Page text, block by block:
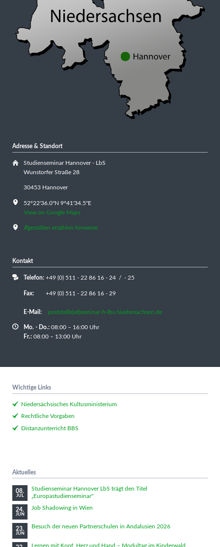
Adresse & Standort
Studienseminar Hannover - LbS
Wunstorfer Straße 28
30453 Hannover
52°22'36.0"N 9°41'34.5"E
View on Google Maps
///gestalten.erzählen.hinweise
Kontakt
Telefon:+49 (0) 511 - 22 86 16 - 24 / - 25
Fax:+49 (0) 511 - 22 86 16 - 29
E-Mail: poststelle(at)seminar-h-lbs.Niedersachsen.de
Mo. - Do.:08:00 – 16:00 Uhr
Fr.:08:00 – 13:00 Uhr
Wichtige Links
Niedersächsisches Kultusministerium
Rechtliche Vorgaben
Distanzunterricht BBS
Aktuelles
08.
JUL
Studienseminar Hannover LbS trägt den Titel
„Europastudienseminar"
24.
JUN
Job Shadowing in Wien
23.
JUN
Besuch der neuen Partnerschulen in Andalusien 2026
Lernen mit Kopf, Herz und Hand – Modultag im Kinderwald